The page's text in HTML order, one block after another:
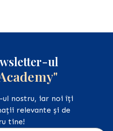
ul
ul nostru, iar noi îți
relevante și de
tine!